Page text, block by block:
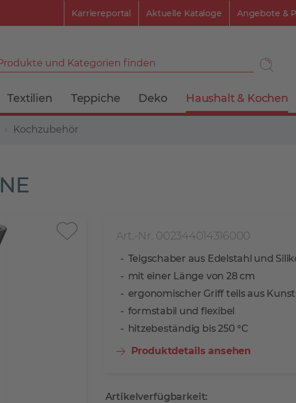
Karriereportal Aktuelle Kataloge Angebote &
und Kategorien finden
Textilien Teppiche Deko Haushalt & Kochen
Kochzubehör
Art.-Nr. 002344014316000
Teigschaber aus Edelstahl und
mit einer Länge von 28 cm
ergonomischer Griff teils aus
formstabil und flexibel
hitzebeständig bis 250 °C
Produktdetails ansehen
Artikelverfügbarkeit: